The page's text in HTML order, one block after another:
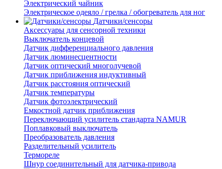
Электрический чайник
Электрическое одеяло / грелка / обогреватель для ног
Датчики/сенсоры
Аксессуары для сенсорной техники
Выключатель концевой
Датчик дифференциального давления
Датчик люминесцентности
Датчик оптический многолучевой
Датчик приближения индуктивный
Датчик расстояния оптический
Датчик температуры
Датчик фотоэлектрический
Емкостной датчик приближения
Переключающий усилитель стандарта NAMUR
Поплавковый выключатель
Преобразователь давления
Разделительный усилитель
Термореле
Шнур соединительный для датчика-привода